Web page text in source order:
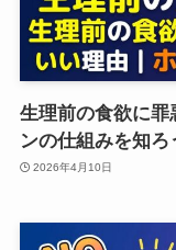
生理前の食欲に
ンの仕組みを知ろ
2026年4月10日